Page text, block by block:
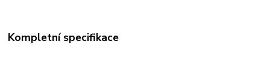
Kompletní specifikace